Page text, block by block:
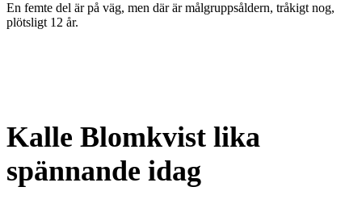
En femte del är på väg, men där är målgruppsåldern, tråkigt nog,
plötsligt 12 år.
Kalle Blomkvist lika
spännande idag